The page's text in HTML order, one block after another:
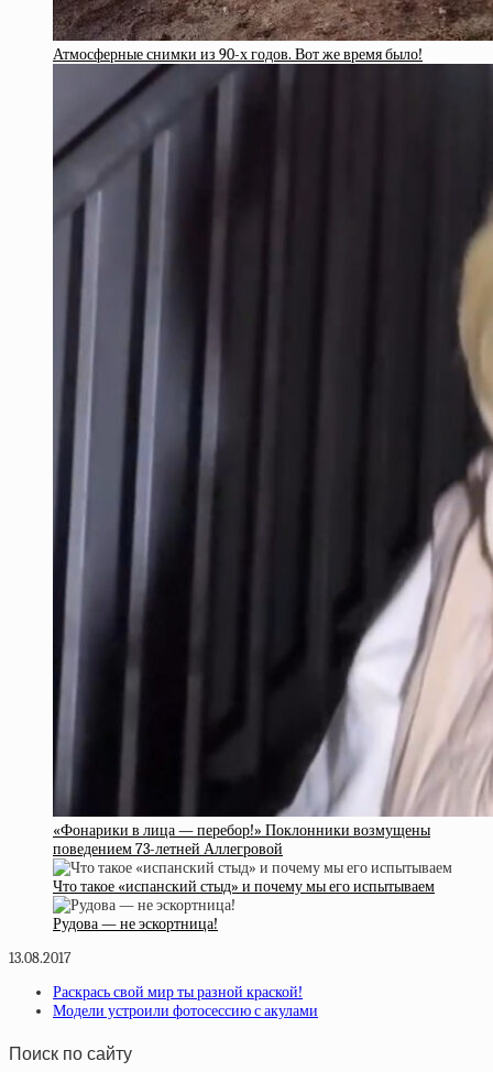
Атмосферные снимки из 90-х годов. Вот же время было!
«Фонарики в лица — перебор!» Поклонники возмущены
поведением 73-летней Аллегровой
Что такое «испанский стыд» и почему мы его испытываем
Рудова — не эскортница!
13.08.2017
Раскрась свой мир ты разной краской!
Модели устроили фотосессию с акулами
Поиск по сайту